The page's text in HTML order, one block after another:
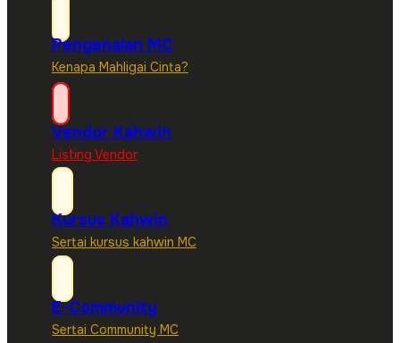
Pengenalan MC
Kenapa Mahligai Cinta?
Vendor Kahwin
Listing Vendor
Kursus Kahwin
Sertai kursus kahwin MC
E-Community
Sertai Community MC